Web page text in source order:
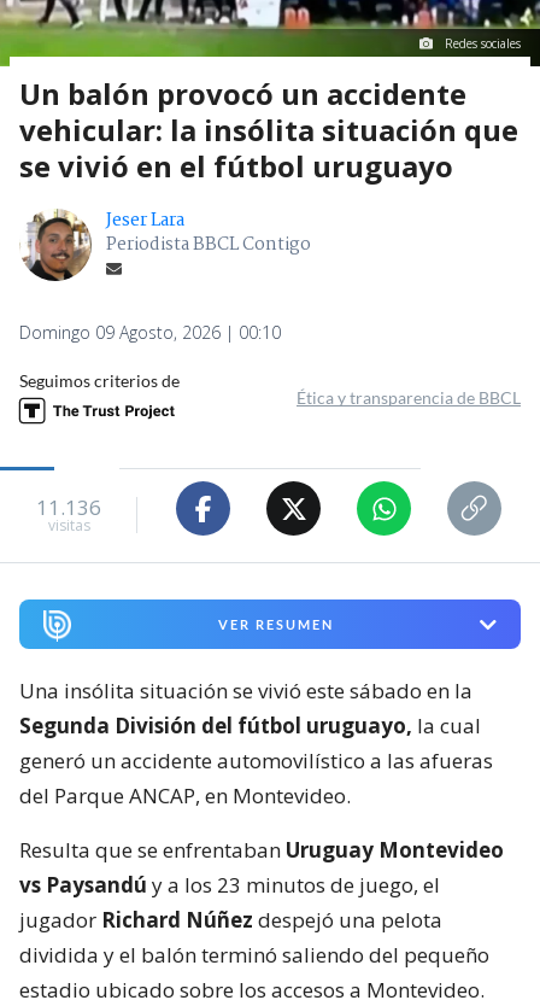
Redes sociales
Un balón provocó un accidente
vehicular: la insólita situación que
se vivió en el fútbol uruguayo
Jeser Lara
Periodista BBCL Contigo
Domingo 09 Agosto, 2026 | 00:10
Seguimos criterios de
Ética y transparencia de BBCL
11.136
visitas
VER RESUMEN
Una insólita situación se vivió este sábado en la
Segunda División del fútbol uruguayo, la cual
generó un accidente automovilístico a las afueras
del Parque ANCAP, en Montevideo.
Resulta que se enfrentaban Uruguay Montevideo
vs Paysandú y a los 23 minutos de juego, el
jugador Richard Núñez despejó una pelota
dividida y el balón terminó saliendo del pequeño
estadio ubicado sobre los accesos a Montevideo.